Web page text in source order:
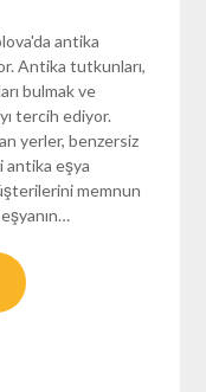
antika
Antika tutkunları,
bulmak ve
tercih ediyor.
yerler, benzersiz
antika eşya
memnun